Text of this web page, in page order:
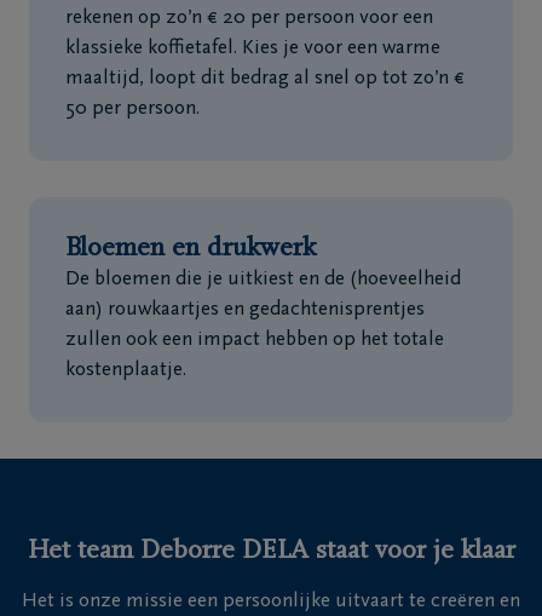
rekenen op zo’n € 20 per persoon voor een
klassieke koffietafel. Kies je voor een warme
maaltijd, loopt dit bedrag al snel op tot zo’n €
50 per persoon.
Bloemen en drukwerk
De bloemen die je uitkiest en de (hoeveelheid
aan) rouwkaartjes en gedachtenisprentjes
zullen ook een impact hebben op het totale
kostenplaatje.
Het team Deborre DELA staat voor je klaar
Het is onze missie een persoonlijke uitvaart te creëren en